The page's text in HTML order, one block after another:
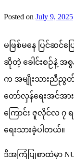
Posted on July 9, 2025
မဖြစ်မနေ ပြင်ဆင်ပ
ဆိုတဲ့ ခေါင်းစဉ်နဲ့ အ
က အမျိုးသားညီညွတ်
တော်လှန်ရေးအင်အာ
ကြောင်း ဇူလိုင်လ ၇
ရေးသားခဲ့ပါတယ်။
ဒီအကြံပြုစာထဲမှာ